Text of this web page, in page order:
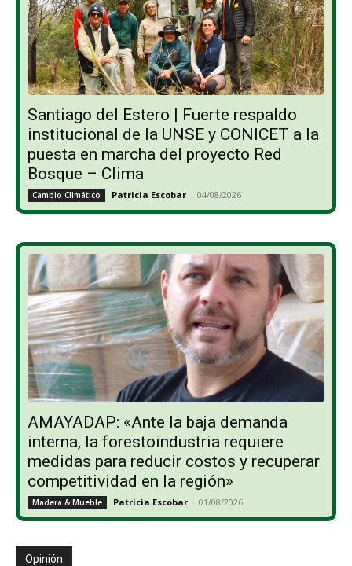
Santiago del Estero | Fuerte respaldo
institucional de la UNSE y CONICET a la
puesta en marcha del proyecto Red
Bosque – Clima
Cambio Climático Patricia Escobar - 04/08/2026
AMAYADAP: «Ante la baja demanda
interna, la forestoindustria requiere
medidas para reducir costos y recuperar
competitividad en la región»
Madera & Mueble Patricia Escobar - 01/08/2026
Opinión